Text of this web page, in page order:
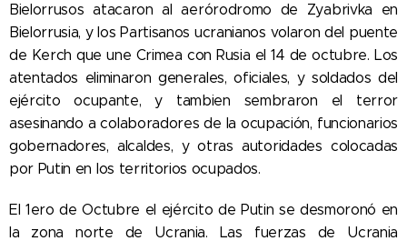
Bielorrusos atacaron al aerórodromo de Zyabrivka en
Bielorrusia, y los Partisanos ucranianos volaron del puente
de Kerch que une Crimea con Rusia el 14 de octubre. Los
atentados eliminaron generales, oficiales, y soldados del
ejército ocupante, y tambien sembraron el terror
asesinando a colaboradores de la ocupación, funcionarios
gobernadores, alcaldes, y otras autoridades colocadas
por Putin en los territorios ocupados.
El 1ero de Octubre el ejército de Putin se desmoronó en
la zona norte de Ucrania. Las fuerzas de Ucrania